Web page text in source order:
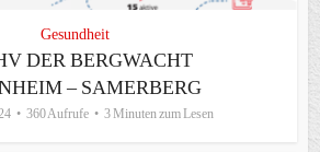
Gesundheit
DER BERGWACHT
– SAMERBERG
360 Aufrufe 3 Minuten zum Lesen